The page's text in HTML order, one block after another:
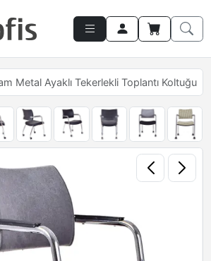
Metal Ayaklı Tekerlekli Toplantı Koltuğu